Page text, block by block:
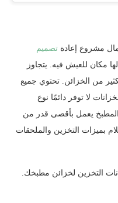
مشروع إعادة تصميم
مكان للعيش فيه. يتجاوز
من الخزائن. تحتوي جميع
لا توفر دائمًا نوع
المطبخ يعمل بأقصى قدر من
بميزات التخزين والملحقات